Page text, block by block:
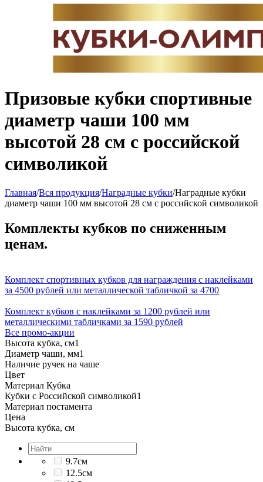
Призовые кубки спортивные
диаметр чаши 100 мм
высотой 28 см с российской
символикой
Главная/Вся продукция/Наградные кубки/Наградные кубки
диаметр чаши 100 мм высотой 28 см с российской символикой
Комплекты кубков по сниженным
ценам.
Комплект спортивных кубков для награждения с наклейками
за 4500 рублей или металлической табличкой за 4700
Комплект кубков с наклейками за 1200 рублей или
металлическими табличками за 1590 рублей
Все промо-акции
Высота кубка, см1
Диаметр чаши, мм1
Наличие ручек на чаше
Цвет
Материал Кубка
Кубки с Российской символикой1
Материал постамента
Цена
Высота кубка, см
9.7см
12.5см